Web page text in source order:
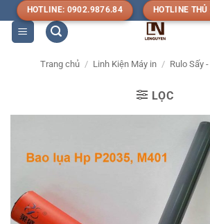
qua
nội
HOTLINE: 0902.9876.84 HOTLINE
Trang chủ / Linh Kiện Máy in / Rulo Sấy
LỌC